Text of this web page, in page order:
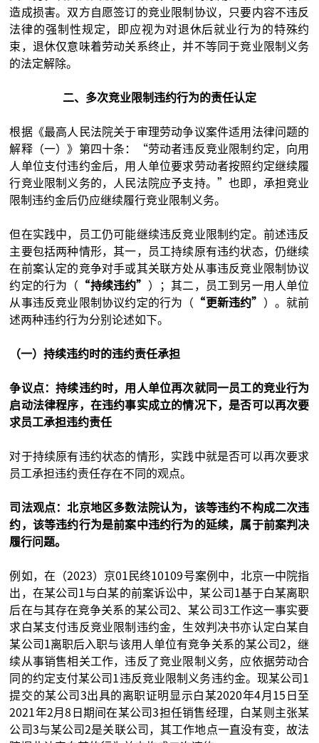
造成损害。双方自愿签订的竞业限制协议，只要内容不违反
法律的强制性规定，即应视为对退休后就业行为的特殊约
束，退休仅意味着劳动关系终止，并不等同于竞业限制义务
的法定解除。
二、多次竞业限制违约行为的责任认定
根据《最高人民法院关于审理劳动争议案件适用法律问题的
解释（一）》第四十条：“劳动者违反竞业限制约定，向用
人单位支付违约金后，用人单位要求劳动者按照约定继续履
行竞业限制义务的，人民法院应予支持。”也即，承担竞业
限制违约金后仍应继续履行竞业限制义务。
但在实践中，员工仍可能继续违反竞业限制约定。前述违反
主要包括两种情形，其一，员工持续原有违约状态，仍继续
在前案认定的竞争对手或其关联方处从事违反竞业限制协议
约定的行为（ “持续违约” ）；其二，员工到另一用人单位
从事违反竞业限制协议约定的行为（ “更新违约” ）。就前
述两种违约行为分别论述如下。
（一）持续违约时的违约责任承担
争议点：持续违约时，用人单位再次就同一员工的竞业行为
启动法律程序，在违约事实成立的情况下，是否可以再次要
求员工承担违约责任
对于持续原有违约状态的情形，实践中就是否可以再次要求
员工承担违约责任存在不同的观点。
司法观点：北京地区多数法院认为，该等违约不构成二次违
约，该等违约行为是前案中违约行为的延续，属于前案判决
履行问题。
例如，在（2023）京01民终10109号案例中，北京一中院指
出，在某公司1与白某的前案诉讼中，某公司1基于白某离职
后在与其存在竞争关系的某公司2、某公司3工作这一事实要
求白某支付违反竞业限制违约金，生效判决书亦认定白某自
某公司1离职后入职与该用人单位有竞争关系的某公司2，继
续从事销售相关工作，违反了竞业限制义务，应依据劳动合
同的约定支付某公司1违反竞业限制义务违约金。现某公司1
提交的某公司3出具的离职证明显示白某2020年4月15日至
2021年2月8日期间在某公司3担任销售经理，白某则主张某
公司3与某公司2是关联公司，其工作地点一直没有变，故法